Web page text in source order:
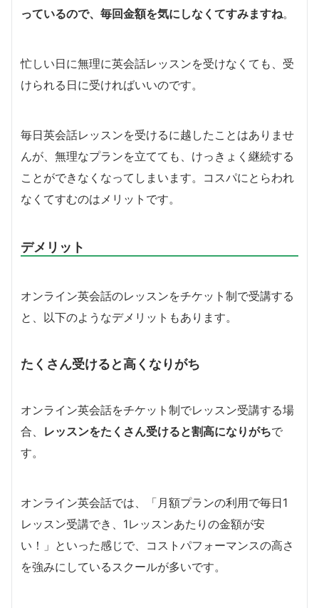
っているので、毎回金額を気にしなくてすみますね。
忙しい日に無理に英会話レッスンを受けなくても、受
けられる日に受ければいいのです。
毎日英会話レッスンを受けるに越したことはありませ
んが、無理なプランを立てても、けっきょく継続する
ことができなくなってしまいます。コスパにとらわれ
なくてすむのはメリットです。
デメリット
オンライン英会話のレッスンをチケット制で受講する
と、以下のようなデメリットもあります。
たくさん受けると高くなりがち
オンライン英会話をチケット制でレッスン受講する場
合、 レッスンをたくさん受けると割高になりがちで
す。
オンライン英会話では、「月額プランの利用で毎日1
レッスン受講でき、1レッスンあたりの金額が安
い！」といった感じで、コストパフォーマンスの高さ
を強みにしているスクールが多いです。